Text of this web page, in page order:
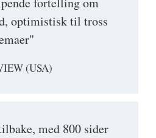
optimistisk til tross
(USA)
med 800 sider